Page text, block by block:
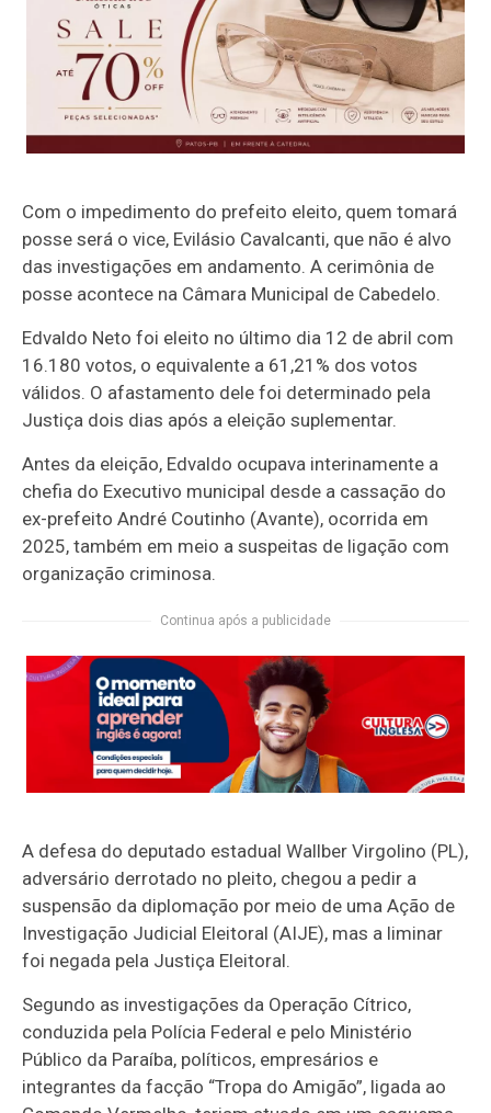
Com o impedimento do prefeito eleito, quem tomará
posse será o vice, Evilásio Cavalcanti, que não é alvo
das investigações em andamento. A cerimônia de
posse acontece na Câmara Municipal de Cabedelo.
Edvaldo Neto foi eleito no último dia 12 de abril com
16.180 votos, o equivalente a 61,21% dos votos
válidos. O afastamento dele foi determinado pela
Justiça dois dias após a eleição suplementar.
Antes da eleição, Edvaldo ocupava interinamente a
chefia do Executivo municipal desde a cassação do
ex-prefeito André Coutinho (Avante), ocorrida em
2025, também em meio a suspeitas de ligação com
organização criminosa.
Continua após a publicidade
A defesa do deputado estadual Wallber Virgolino (PL),
adversário derrotado no pleito, chegou a pedir a
suspensão da diplomação por meio de uma Ação de
Investigação Judicial Eleitoral (AIJE), mas a liminar
foi negada pela Justiça Eleitoral.
Segundo as investigações da Operação Cítrico,
conduzida pela Polícia Federal e pelo Ministério
Público da Paraíba, políticos, empresários e
integrantes da facção “Tropa do Amigão”, ligada ao